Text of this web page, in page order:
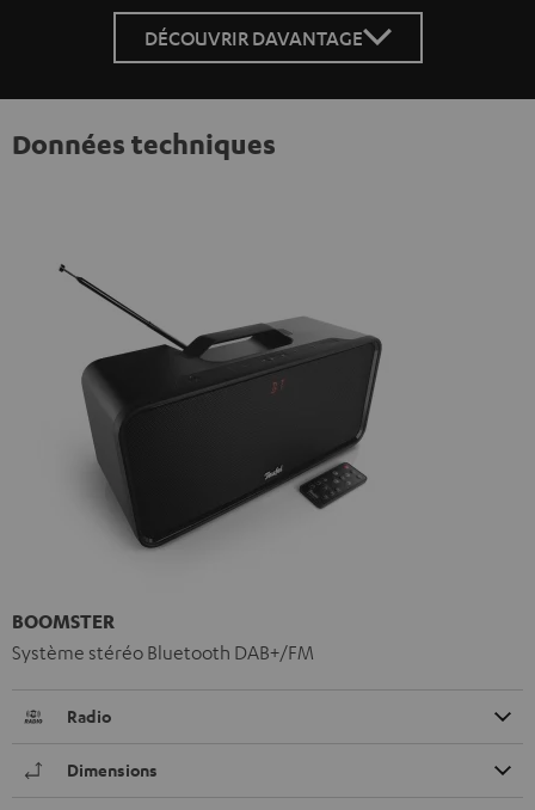
DÉCOUVRIR DAVANTAGE
Données techniques
BOOMSTER
Système stéréo Bluetooth DAB+/FM
Radio
Dimensions